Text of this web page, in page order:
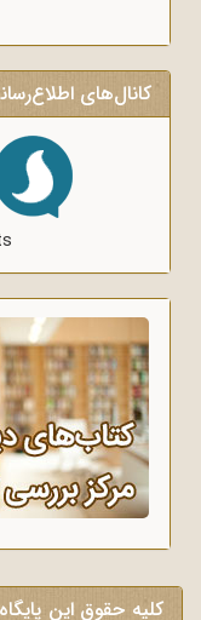
کانال‌های
کلیه حقوق این